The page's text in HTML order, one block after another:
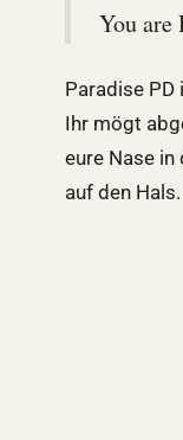
You are
Paradise
Ihr mögt
eure Nase in
auf den Hals.